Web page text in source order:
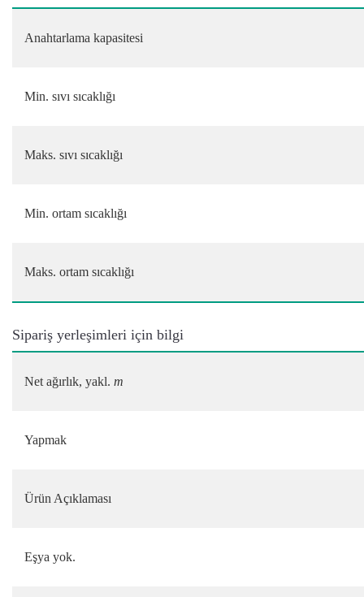
Anahtarlama kapasitesi
Min. sıvı sıcaklığı
Maks. sıvı sıcaklığı
Min. ortam sıcaklığı
Maks. ortam sıcaklığı
Sipariş yerleşimleri için bilgi
Net ağırlık, yakl. m
Yapmak
Ürün Açıklaması
Eşya yok.